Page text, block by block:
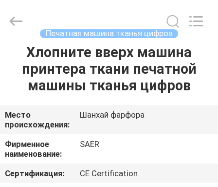
ГЛАВНАЯ
СТРАНИЦА
РОЛИКИ
О
КОМПАНИИ
Supplier
Печатная машина тканья цифров
Хлопните вверх машина
принтера ткани печатной
машины тканья цифров
Место
происхождения:
Шанхай фарфора
Фирменное
наименование:
SAER
Сертификация:
CE Certification